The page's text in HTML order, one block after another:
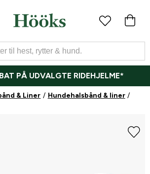
PÅ UDVALGTE RIDEHJELME*
& Liner
Hundehalsbånd & liner